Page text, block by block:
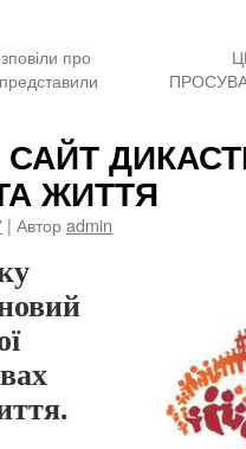
про
представили
ЖИТТЯ
| Авторadmin